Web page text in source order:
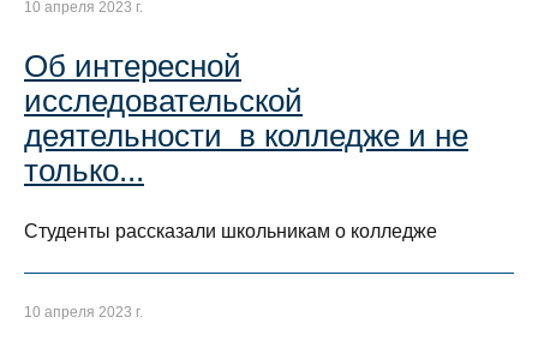
10 апреля 2023 г.
Об интересной
исследовательской
деятельности в колледже и не
только...
Студенты рассказали школьникам о колледже
10 апреля 2023 г.